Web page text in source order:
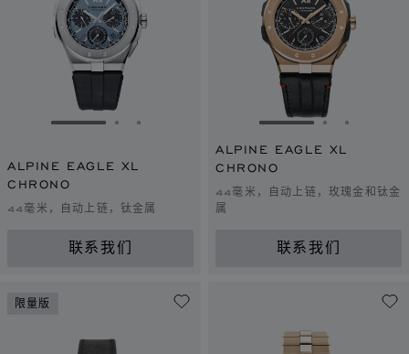
转到幻灯片 1转到幻灯片 2
转到幻灯片 3
ALPINE EAGLE XL
CHRONO
44毫米，自动上链，钛金属
联系我们
转到幻灯片 1转到幻灯
转到幻
ALPINE EAGLE XL
CHRONO
44毫米，自动上链，玫瑰金和钛金
属
联系我们
限量版